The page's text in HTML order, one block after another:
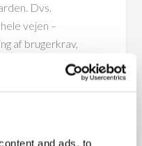
and ads, to
Dvs.
vejen –
af brugerkrav,
robotter fra